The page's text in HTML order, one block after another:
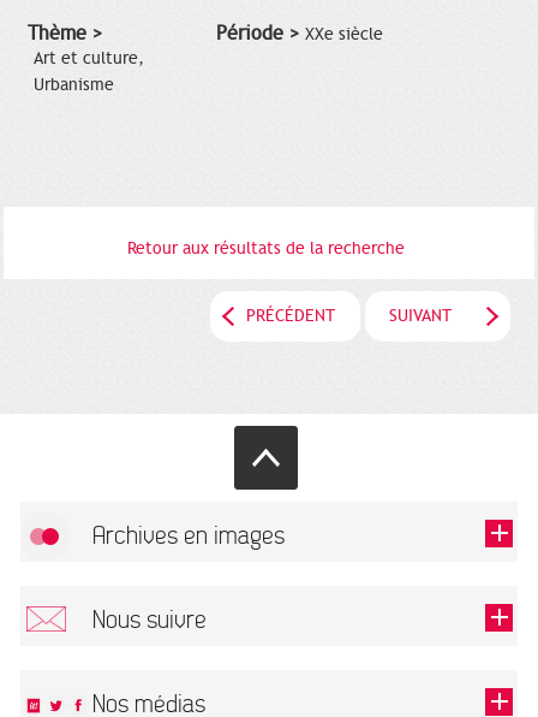
Thème >
Art et culture,
Urbanisme
Période > XXe siècle
Retour aux résultats de la recherche
PRÉCÉDENT SUIVANT
Archives en images
Nous suivre
Nos médias